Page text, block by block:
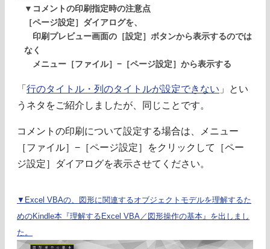
▼コメントの印刷指定時の注意点
［ページ設定］ダイアログを、
印刷プレビュー画面の［設定］ボタンから表示するのでは
なく
メニュー［ファイル］−［ページ設定］から表示する
「 行のタイトル・列のタイトルが設定できない 」とい
うネタをご紹介しましたが、同じことです。
コメントの印刷について設定する場合は、メニュー
［ファイル］−［ページ設定］をクリックして［ペー
ジ設定］ダイアログを表示させてください。
▼Excel VBAの、図形に関連するオブジェクトモデルを理解するた
めのKindle本『理解するExcel VBA／図形操作の基本』を出しまし
た。